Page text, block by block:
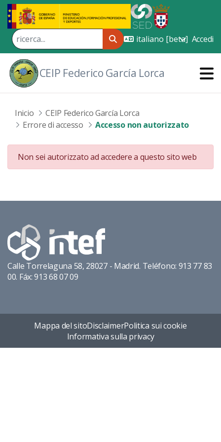
Skip to Main Content
Accedi
CEIP Federico García Lorca
Inicio
CEIP Federico García Lorca
Errore di accesso
Accesso non autorizzato
Non sei autorizzato ad accedere a questo sito web
Calle Torrelaguna 58, 28027 - Madrid. Teléfono: 913 77 83
00. Fáx: 913 68 07 09
Mappa del sitoDisclaimerPolitica sui cookie
Informativa sulla privacy